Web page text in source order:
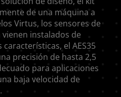
de una máquina a
Virtus, los sensores de
instalados de
el AES35
precisión de hasta 2,5
para aplicaciones
baja velocidad de